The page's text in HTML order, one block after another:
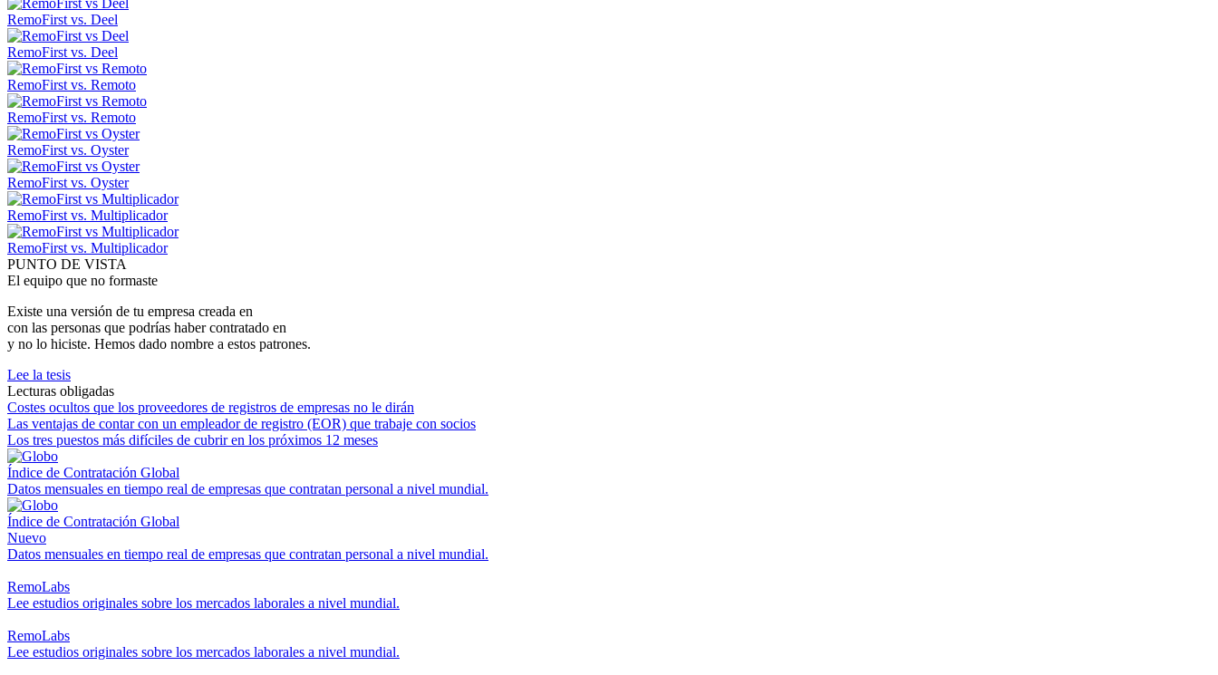
RemoFirst vs. Deel
RemoFirst vs. Deel
RemoFirst vs. Remoto
RemoFirst vs. Remoto
RemoFirst vs. Oyster
RemoFirst vs. Oyster
RemoFirst vs. Multiplicador
RemoFirst vs. Multiplicador
PUNTO DE VISTA
El equipo que no formaste
Existe una versión de tu empresa creada en
con las personas que podrías haber contratado en
y no lo hiciste. Hemos dado nombre a estos patrones.
Lee la tesis
Lecturas obligadas
Costes ocultos que los proveedores de registros de empresas no le dirán
Las ventajas de contar con un empleador de registro (EOR) que trabaje con socios
Los tres puestos más difíciles de cubrir en los próximos 12 meses
Índice de Contratación Global
Datos mensuales en tiempo real de empresas que contratan personal a nivel mundial.
Índice de Contratación Global
Nuevo
Datos mensuales en tiempo real de empresas que contratan personal a nivel mundial.
RemoLabs
Lee estudios originales sobre los mercados laborales a nivel mundial.
RemoLabs
Lee estudios originales sobre los mercados laborales a nivel mundial.